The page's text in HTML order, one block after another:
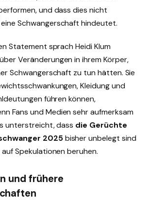
und dass dies nicht
Schwangerschaft hindeutet.
Statement sprach Heidi Klum
Veränderungen in ihrem Körper,
Schwangerschaft zu tun hätten. Sie
Kleidung und
führen können,
Fans und Medien sehr aufmerksam
unterstreicht, dass die Gerüchte
2025bisher unbelegt sind
Spekulationen beruhen.
und frühere